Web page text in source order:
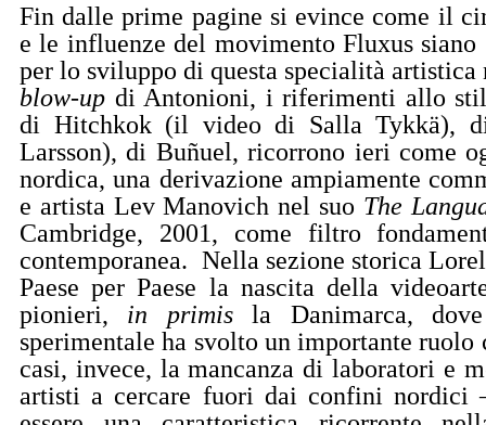
Fin dalle prime pagine si evince come il
e le influenze del movimento Fluxus siano
per lo sviluppo di questa specialità
blow-up di Antonioni, i riferimenti allo
di Hitchkok (il video di Salla Tykkä),
Larsson), di Buñuel, ricorrono ieri come
nordica, una derivazione ampiamente
e artista Lev Manovich nel suo The
Cambridge, 2001, come filtro
contemporanea. Nella sezione storica
Paese per Paese la nascita della
pionieri, in primisla Danimarca,
sperimentale ha svolto un importante
casi, invece, la mancanza di laboratori e
artisti a cercare fuori dai confini nordici